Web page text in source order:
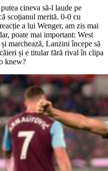
cineva să-l laude pe
scoțianul merită. 0-0 cu
a lui Wenger, am zis mai
poate mai important: West
marchează, Lanzini începe să
și e titular fără rival în clipa
knew?